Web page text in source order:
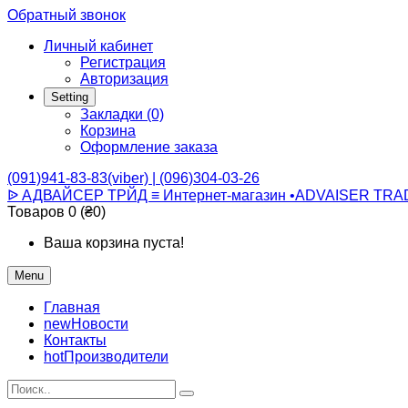
Обратный звонок
Личный кабинет
Регистрация
Авторизация
Setting
Закладки (0)
Корзина
Оформление заказа
(091)941-83-83(viber) | (096)304-03-26
ᐉ АДВАЙСЕР ТРЙД ≡ Интернет-магазин •ADVAISER
Товаров 0 (₴0)
Ваша корзина пуста!
Menu
Главная
newНовости
Контакты
hotПроизводители